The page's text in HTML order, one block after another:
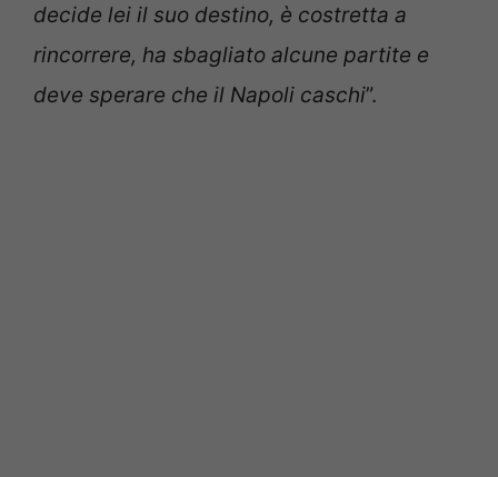
decide lei il suo destino, è costretta a
rincorrere, ha sbagliato alcune partite e
deve sperare che il Napoli caschi”.